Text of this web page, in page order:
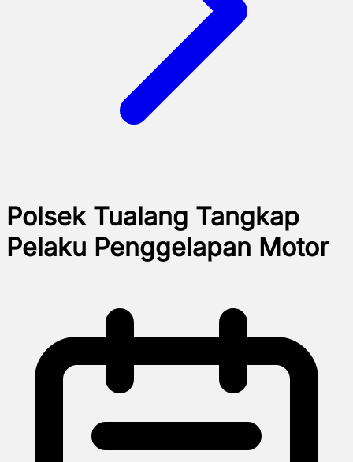
Polsek Tualang Tangkap
Pelaku Penggelapan Motor